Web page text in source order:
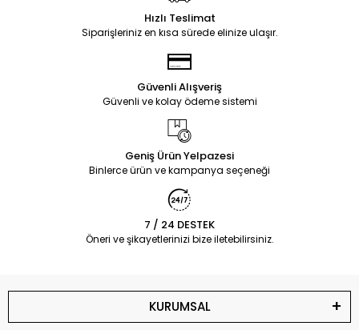
Hızlı Teslimat
Siparişleriniz en kısa sürede elinize ulaşır.
Güvenli Alışveriş
Güvenli ve kolay ödeme sistemi
Geniş Ürün Yelpazesi
Binlerce ürün ve kampanya seçeneği
7 / 24 DESTEK
Öneri ve şikayetlerinizi bize iletebilirsiniz.
KURUMSAL